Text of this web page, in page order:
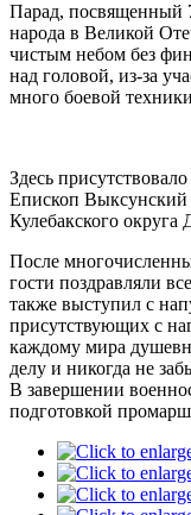
Парад, посвященный
народа в Великой
чистым небом без
над головой, из-за
много боевой
Здесь
Епископ
Кулебакского
После
гости поздравляли
также выступил с
присутствующих с
каждому мира
делу и никогда не
В завершении
подготовкой